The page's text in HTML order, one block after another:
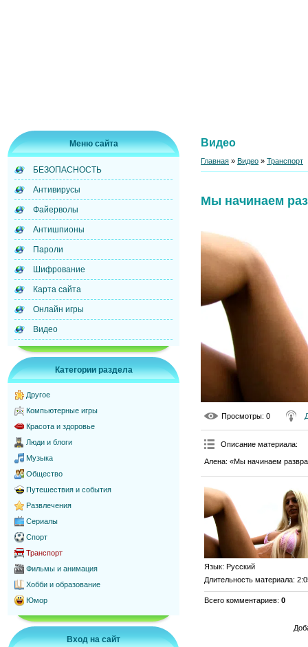
Меню сайта
БЕЗОПАСНОСТЬ
Антивирусы
Файерволы
Антишпионы
Пароли
Шифрование
Карта сайта
Онлайн игры
Видео
Категории раздела
Другое
Компьютерные игры
Красота и здоровье
Люди и блоги
Музыка
Общество
Путешествия и события
Развлечения
Сериалы
Спорт
Транспорт
Фильмы и анимация
Хобби и образование
Юмор
Вход на сайт
Видео
Главная » Видео » Транспорт
Мы начинаем
Просмотры: 0
Описание материала:
Алена: «Мы начинаем
Язык: Русский
Длительность материала:
Всего комментариев: 0